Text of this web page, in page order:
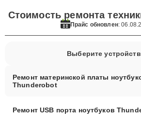
Стоимость ремонта
Прайс обновлен:
Выберите
Ремонт материнской платы
Thunderobot
Ремонт USB порта ноутбуков